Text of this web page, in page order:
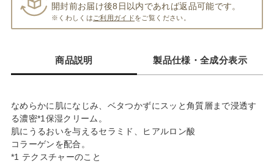
開封前お届け後8日以内であれば返品可能です。
※くわしくは ご利用ガイドをご覧ください。
商品説明 製品仕様・全成分表示
なめらかに肌になじみ、ベタつかずにスッと角質層まで浸透す
る濃密*1保湿クリーム。
肌にうるおいを与えるセラミド、ヒアルロン酸
コラーゲンを配合。
*1 テクスチャーのこと